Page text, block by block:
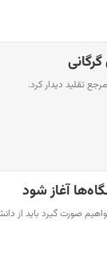
تقلید دیدار کرد.
آغاز شود
صورت گیرد باید از